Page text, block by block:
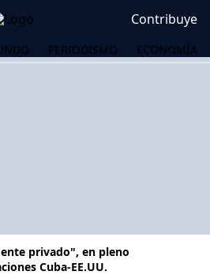
Contribuye
PERIODISMO ECONOMÍA
privado", en pleno
Cuba-EE.UU.